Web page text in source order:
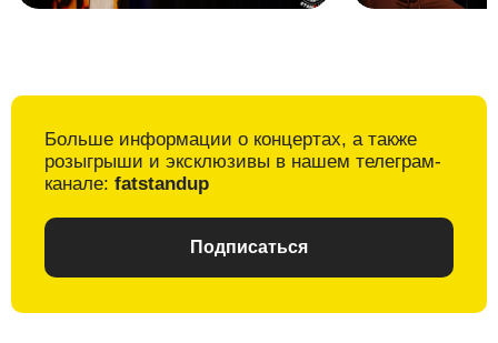
Больше информации о концертах, а также
розыгрыши и эксклюзивы в нашем телеграм-
канале: fatstandup
Подписаться